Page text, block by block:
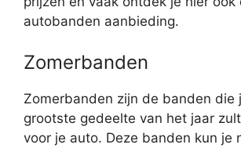
autobanden aanbieding.
Zomerbanden
Zomerbanden zijn de banden die
grootste gedeelte van het jaar
voor je auto. Deze banden kun je